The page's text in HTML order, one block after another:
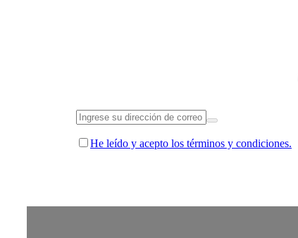
He leído y acepto los términos y condiciones.